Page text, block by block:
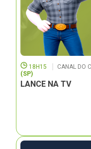
18H15 CANAL DO
(SP)
LANCE NA TV